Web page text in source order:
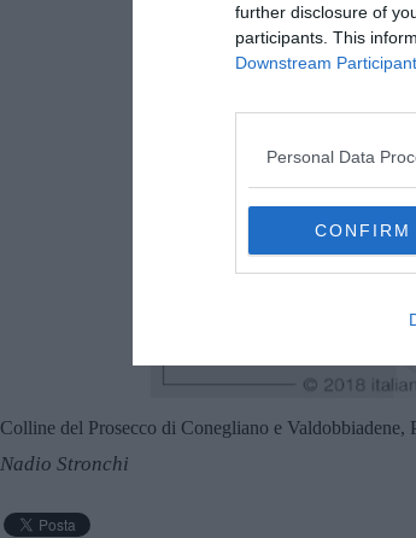
further disclosure of
participants. This
Downstream
Personal Data
CONFIRM
Colline del Prosecco di Conegliano e
Nadio Stronchi